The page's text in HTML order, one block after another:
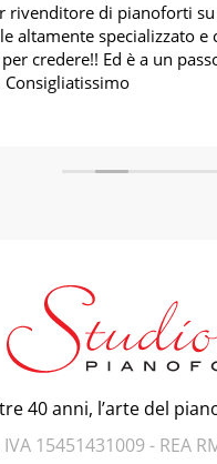
rivenditore di pianoforti
altamente specializzato e
credere!! Ed è a un
Consigliatissimo
40 anni, l’arte del
IVA 15451431009 - REA